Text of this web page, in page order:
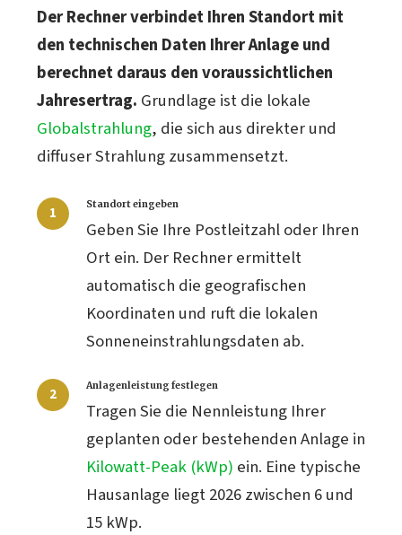
Der Rechner verbindet Ihren Standort mit
den technischen Daten Ihrer Anlage und
berechnet daraus den voraussichtlichen
Jahresertrag. Grundlage ist die lokale
Globalstrahlung, die sich aus direkter und
diffuser Strahlung zusammensetzt.
Standort eingeben
Geben Sie Ihre Postleitzahl oder Ihren
Ort ein. Der Rechner ermittelt
automatisch die geografischen
Koordinaten und ruft die lokalen
Sonneneinstrahlungsdaten ab.
Anlagenleistung festlegen
Tragen Sie die Nennleistung Ihrer
geplanten oder bestehenden Anlage in
Kilowatt-Peak (kWp) ein. Eine typische
Hausanlage liegt 2026 zwischen 6 und
15 kWp.